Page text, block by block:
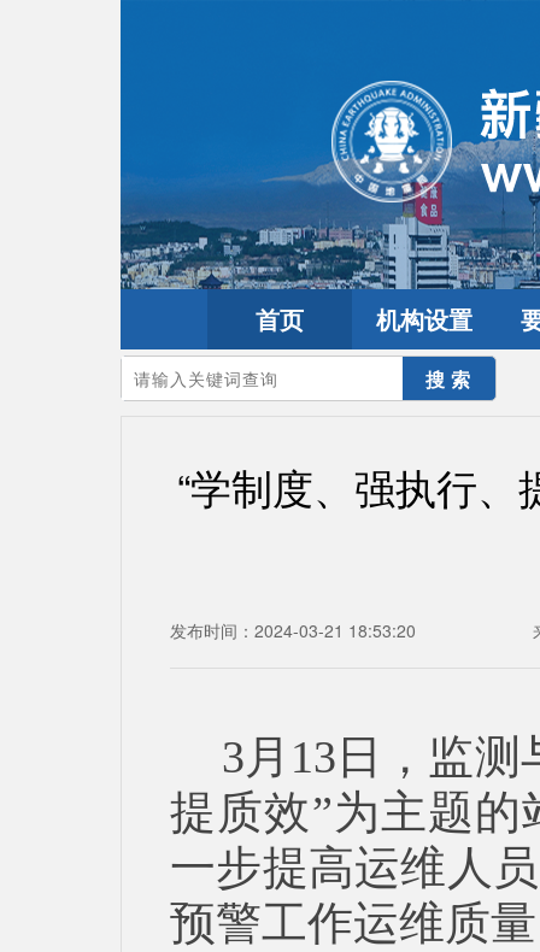
首页 机构设置
您的当前位置：首页>要闻动态
“学制度、强执行
发布时间：2024-03-21 18:53:20
3月 13 日，监
提质效”为主题
一步提高运维人
预警工作运维质